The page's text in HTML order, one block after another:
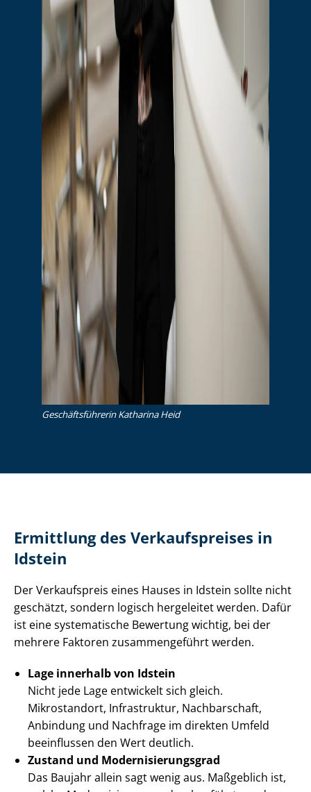
Ge­schäfts­füh­re­rin Katharina Heid
Ermittlung des Verkaufspreises in
Idstein
Der Verkaufspreis eines Hauses in Idstein sollte nicht
geschätzt, sondern logisch hergeleitet werden. Dafür
ist eine systematische Bewertung wichtig, bei der
mehrere Faktoren zusammengeführt werden.
Lage innerhalb von Idstein
Nicht jede Lage entwickelt sich gleich.
Mikrostandort, Infrastruktur, Nachbarschaft,
Anbindung und Nachfrage im direkten Umfeld
beeinflussen den Wert deutlich.
Zustand und Mo­der­ni­sie­rungs­grad
Das Baujahr allein sagt wenig aus. Maßgeblich ist,